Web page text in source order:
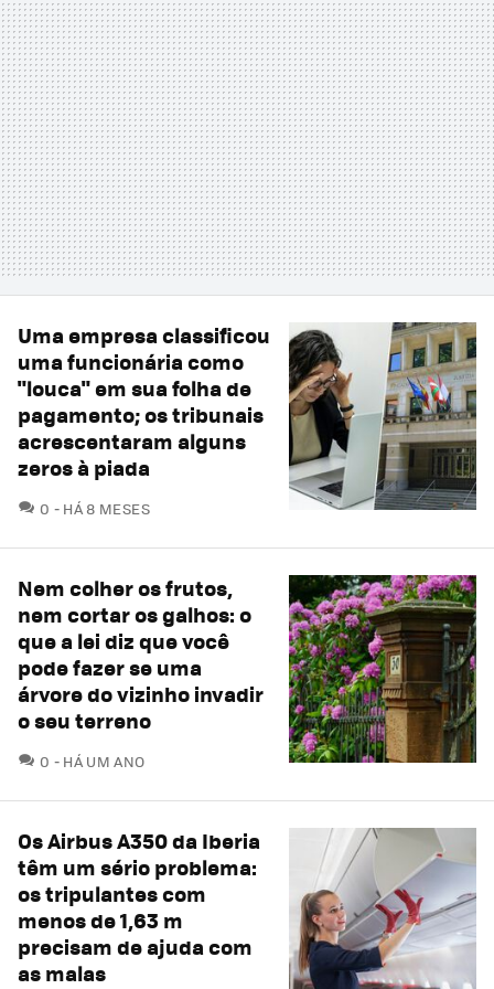
Uma empresa classificou
uma funcionária como
"louca" em sua folha de
pagamento; os tribunais
acrescentaram alguns
zeros à piada
0 COMENTÁRIOS
HÁ 8 MESES
Nem colher os frutos,
nem cortar os galhos: o
que a lei diz que você
pode fazer se uma
árvore do vizinho invadir
o seu terreno
0 COMENTÁRIOS
HÁ UM ANO
Os Airbus A350 da Iberia
têm um sério problema:
os tripulantes com
menos de 1,63 m
precisam de ajuda com
as malas